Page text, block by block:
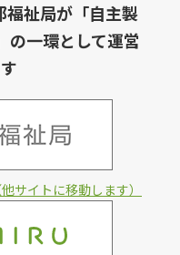
福祉局が「自主製
の一環として運営
サイトに移動します）